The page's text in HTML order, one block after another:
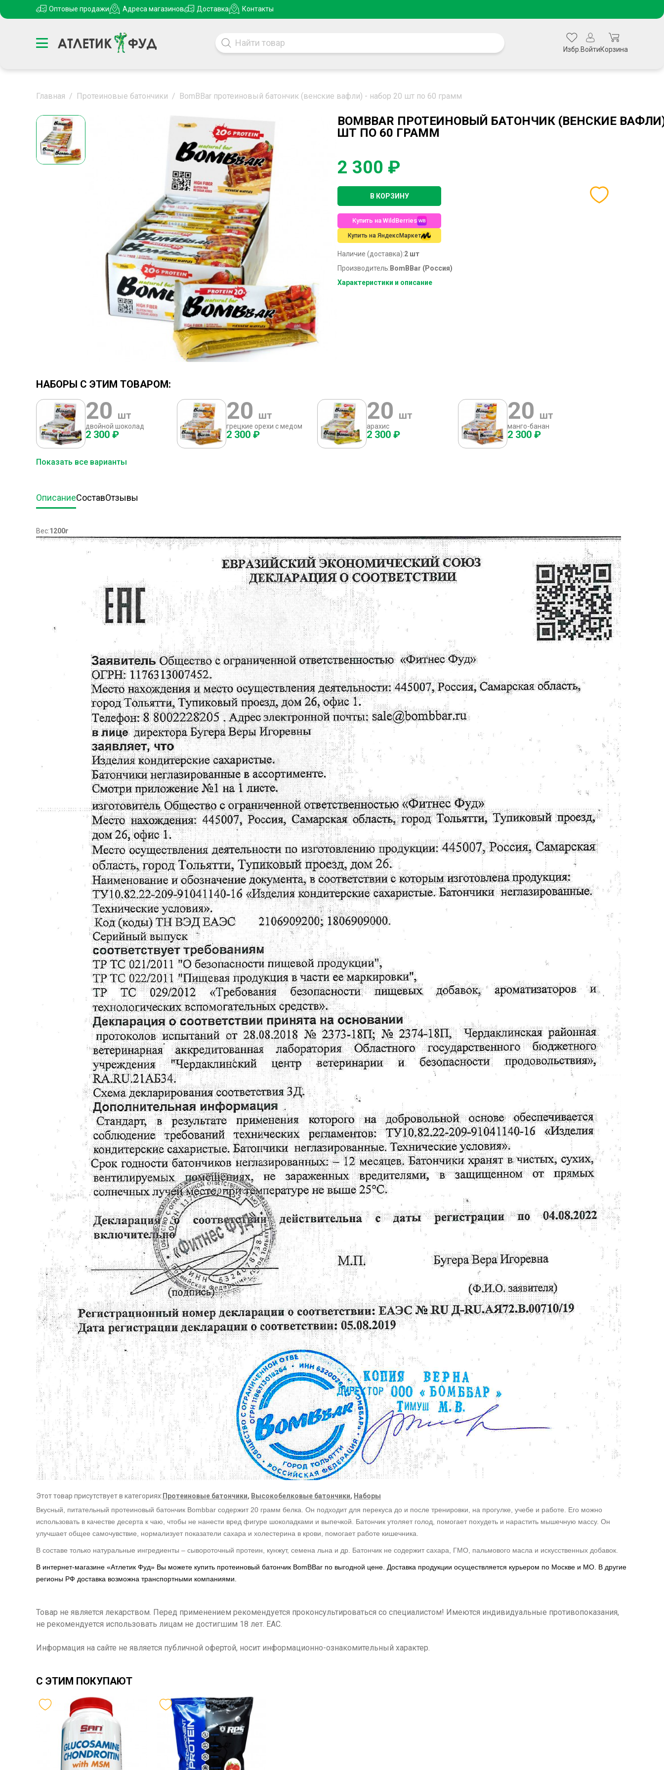
Оптовые продажи Адреса магазинов Доставка Контакты
Избр. ВойтиКорзина
Главная / Протеиновые батончики / BomBBar протеиновый батончик (венские вафли) - набор 20 шт по 60 грамм
BOMBBAR ПРОТЕИНОВЫЙ БАТОНЧИК (ВЕНСКИЕ
ШТ ПО 60 ГРАММ
2 300 ₽
В КОРЗИНУ
Купить на WildBerries
Купить на ЯндексМаркет
Наличие (доставка):2 шт
Производитель: BomBBar (Россия)
Характеристики и описание
НАБОРЫ С ЭТИМ ТОВАРОМ:
20 шт
двойной шоколад
2 300 ₽
20 шт
грецкие орехи с медом
2 300 ₽
20 шт
арахис
2 300 ₽
20 шт
манго-банан
2 300 ₽
Показать все варианты
Описание
Вес:1200г
Этот товар присутствует в категориях: Протеиновые батончики, Высокобелковые батончики, Наборы
Вкусный, питательный протеиновый батончик Bombbar содержит 20 грамм белка. Он подходит для перекуса до и после тренировки, на прогулке, учебе и работе. Его можно
использовать в качестве десерта к чаю, чтобы не нанести вред фигуре шоколадками и выпечкой. Батончик утоляет голод, помогает похудеть и нарастить мышечную массу. Он
улучшает общее самочувствие, нормализует показатели сахара и холестерина в крови, помогает работе кишечника.
В составе только натуральные ингредиенты – сывороточный протеин, кунжут, семена льна и др. Батончик не содержит сахара, ГМО, пальмового масла и искусственных добавок.
В интернет-магазине «Атлетик Фуд» Вы можете купить протеиновый батончик BomBBar по выгодной цене. Доставка продукции осуществляется курьером по Москве и МО. В другие
регионы РФ доставка возможна транспортными компаниями.
Товар не является лекарством. Перед применением рекомендуется проконсультироваться со специалистом! Имеются индивидуальные противопоказания,
не рекомендуется использовать лицам не достигшим 18 лет. ЕАС.
Информация на сайте не является публичной офертой, носит информационно-ознакомительный характер.
СоставОтзывы
С ЭТИМ ПОКУПАЮТ